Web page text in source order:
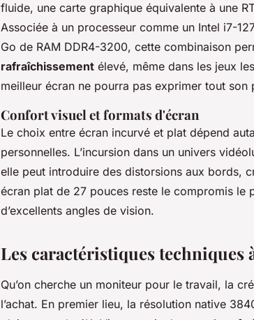
fluide, une carte graphique équivalente à une
Associée à un processeur comme un Intel i7-
Go de RAM DDR4-3200, cette combinaison
rafraîchissement élevé, même dans les jeux
meilleur écran ne pourra pas exprimer tout son
Confort visuel et formats d'écran
Le choix entre écran incurvé et plat dépend
personnelles. L’incursion dans un univers
elle peut introduire des distorsions aux bords,
écran plat de 27 pouces reste le compromis le
d’excellents angles de vision.
Les caractéristiques techniques
Qu’on cherche un moniteur pour le travail, la
l’achat. En premier lieu, la résolution native